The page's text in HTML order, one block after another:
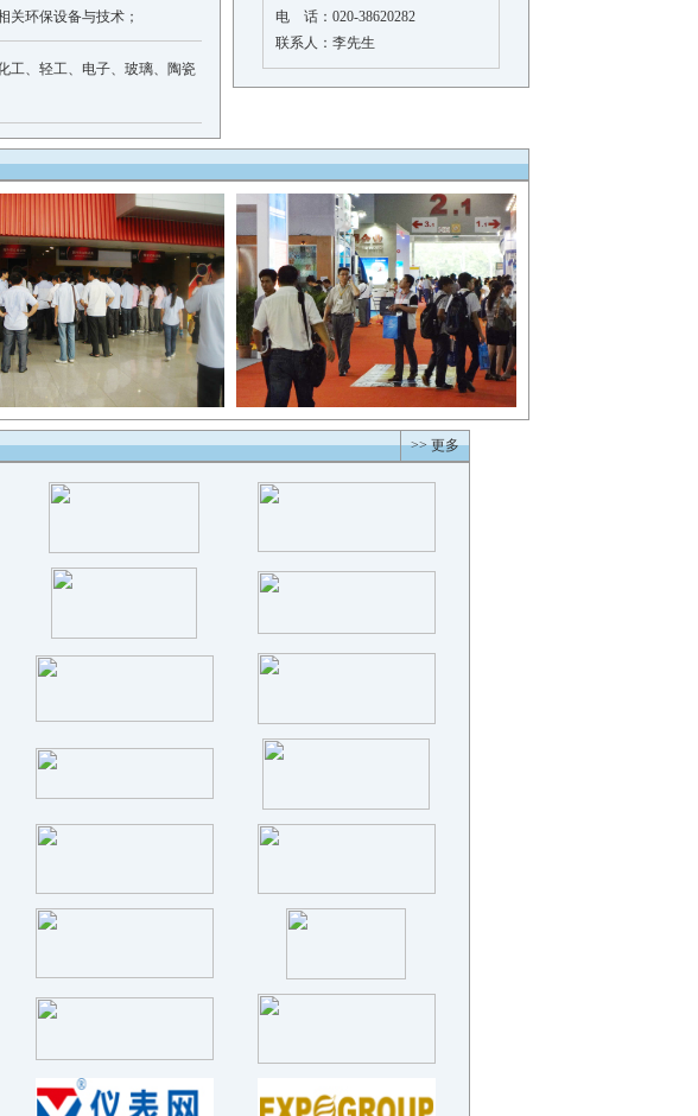
关环保设备与技术；
工、轻工、电子、玻璃、陶瓷
电 话：020-38620282
联系人：李先生
>> 更多